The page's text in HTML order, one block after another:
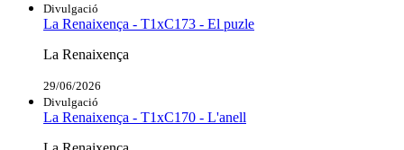
Divulgació
La Renaixença - T1xC173 - El puzle
La Renaixença
29/06/2026
Divulgació
La Renaixença - T1xC170 - L'anell